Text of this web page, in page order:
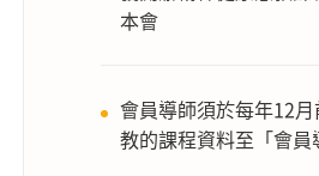
本會
會員導師須於每年12
教的課程資料至「會員